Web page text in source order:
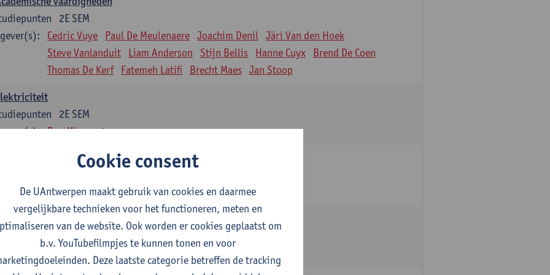
2E SEM
Cedric Vuye Paul De Meulenaere Joachim Denil Järi Van den Hoek
Steve Vanlanduit
Liam Anderson Stijn Bellis Hanne Cuyx
Brend De Coen
Thomas De Kerf
Fatemeh Latifi Brecht Maes Jan Stoop
2E SEM
Ben Minnaert
en Dynamica
Gunther Steenackers Steven Lenssen
2E SEM
studiepunten
Linda Beenaerts
Cookie consent
De UAntwerpen maakt gebruik van cookies en daarmee
vergelijkbare technieken voor het functioneren, meten en
van de website. Ook worden er cookies geplaatst om
b.v. YouTubefilmpjes te kunnen tonen en voor
Deze laatste categorie betreffen de tracking